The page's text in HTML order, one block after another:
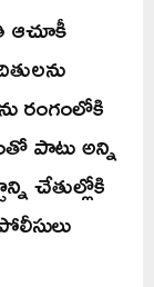
ఆచూకీ
రంగంలోకి
పాటు అన్ని
చేతుల్లోకి